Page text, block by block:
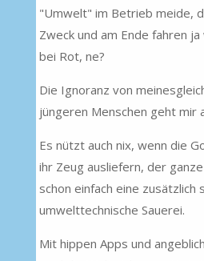
"Umwelt" im Betrieb meide,
Zweck und am Ende fahren
bei Rot, ne?
Die Ignoranz von
jüngeren Menschen geht mir
Es nützt auch nix, wenn die
ihr Zeug ausliefern, der
schon einfach eine zusätzlich
umwelttechnische Sauerei.
Mit hippen Apps und